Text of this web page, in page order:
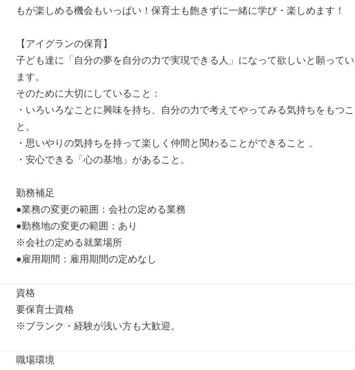
もが楽しめる機会もいっぱい！保育士も飽きずに一緒に学び・楽しめます！
【アイグランの保育】
子ども達に「自分の夢を自分の力で実現できる人」になって欲しいと願ってい
ます。
そのために大切にしていること：
・いろいろなことに興味を持ち、自分の力で考えてやってみる気持ちをもつこ
と。
・思いやりの気持ちを持って楽しく仲間と関わることができること 。
・安心できる「心の基地」があること。
勤務補足
●業務の変更の範囲：会社の定める業務
●勤務地の変更の範囲：あり
※会社の定める就業場所
●雇用期間：雇用期間の定めなし
資格
要保育士資格
※ブランク・経験が浅い方も大歓迎。
職場環境